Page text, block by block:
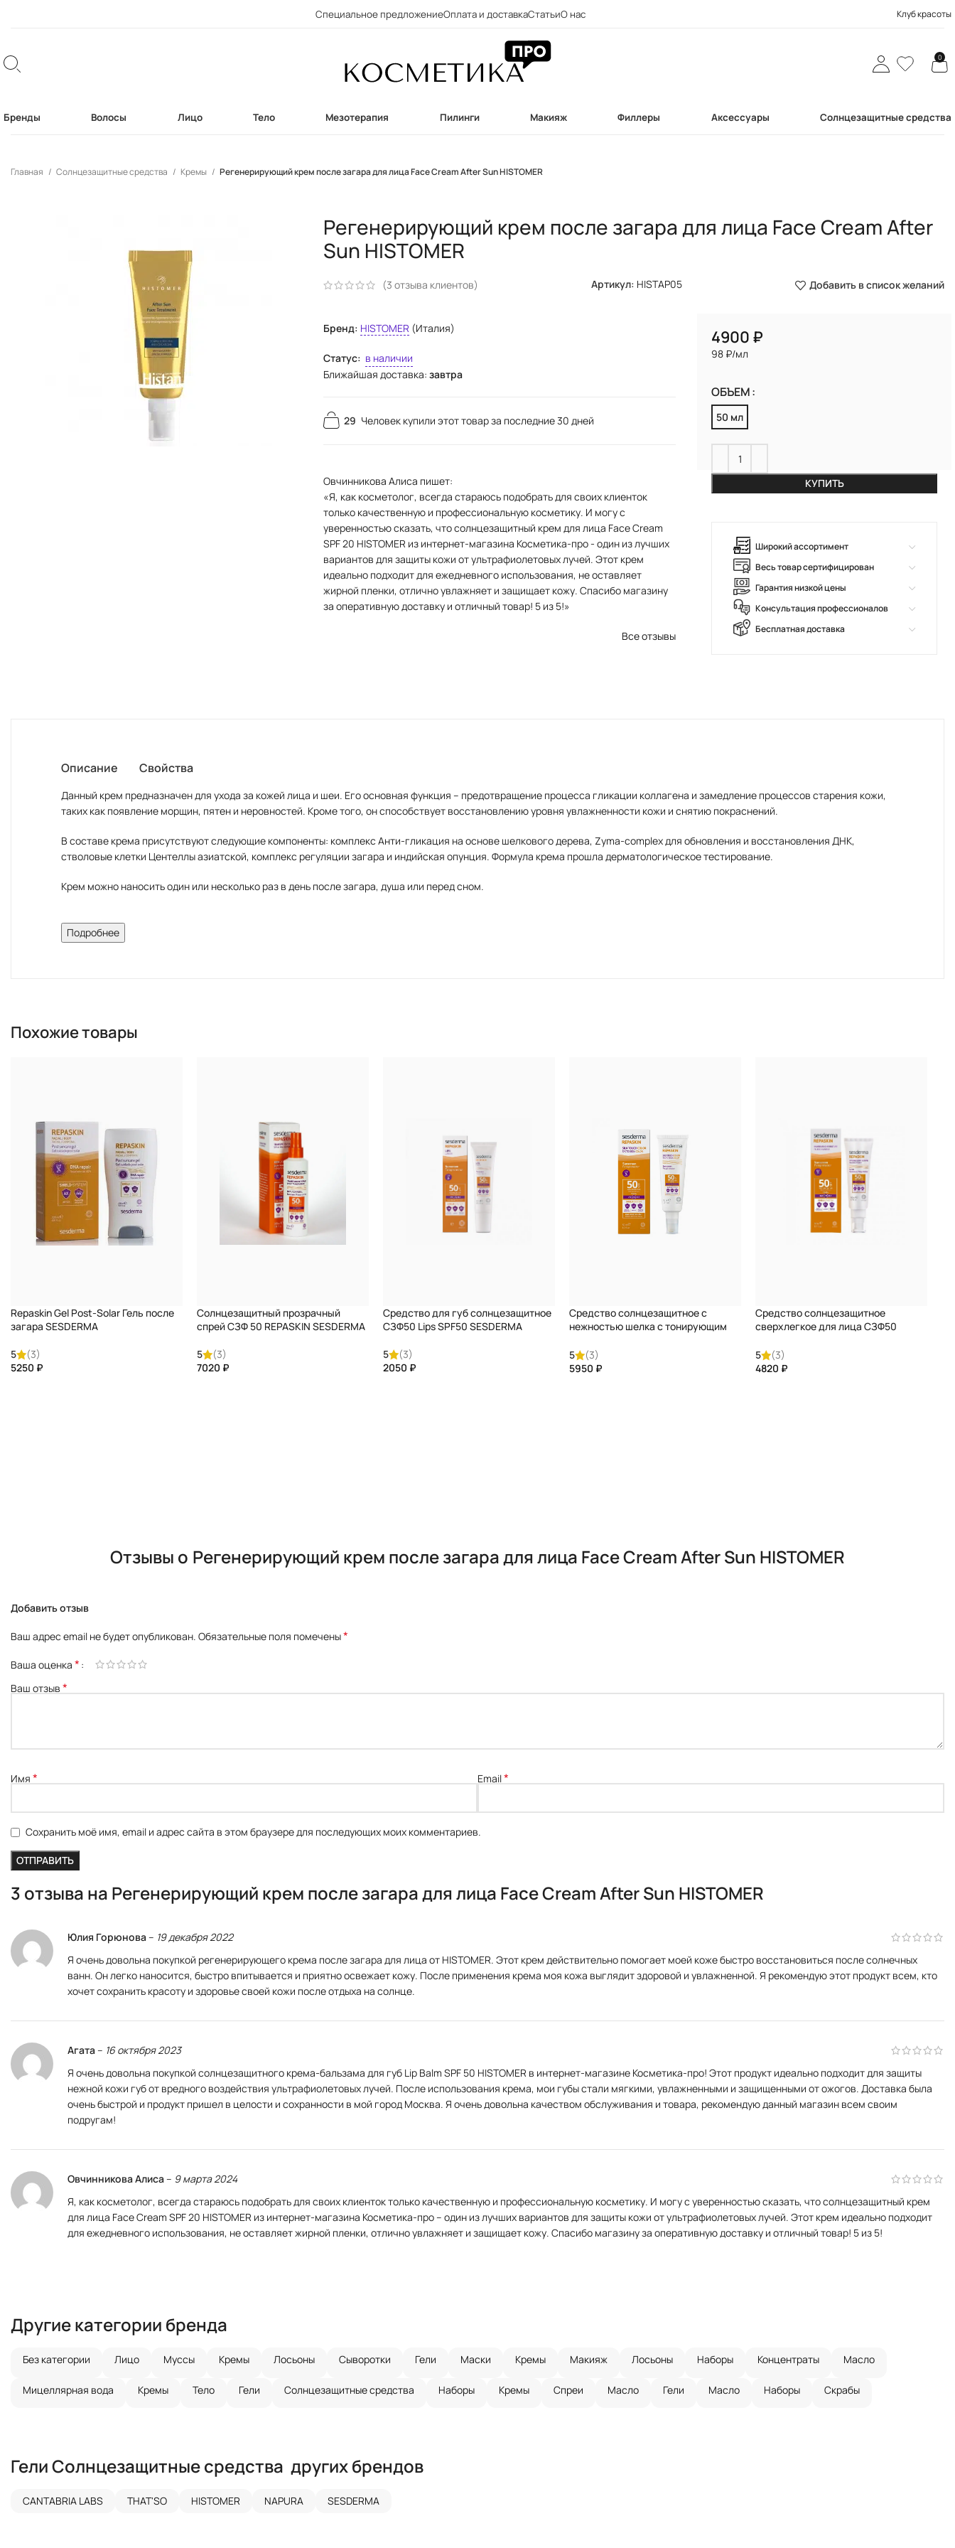
Специальное предложениеОплата и доставкаСтатьиО нас Клуб красоты
0
Бренды Волосы Лицо Тело Мезотерапия Пилинги Макияж Филлеры Аксессуары Солнцезащитные средства
Главная Солнцезащитные средства Кремы Регенерирующий крем после загара для лица Face Cream After Sun HISTOMER
Регенерирующий крем после загара для лица Face Cream After
Sun HISTOMER
(3 отзыва клиентов) Артикул: HISTAP05 Добавить в список желаний
Бренд: HISTOMER (Италия)
Статус: в наличии
Ближайшая доставка:завтра
29 Человек купили этот товар за последние 30 дней
Овчинникова Алиса пишет:
«Я, как косметолог, всегда стараюсь подобрать для своих клиенток
только качественную и профессиональную косметику. И могу с
уверенностью сказать, что солнцезащитный крем для лица Face Cream
SPF 20 HISTOMER из интернет-магазина Косметика-про - один из лучших
вариантов для защиты кожи от ультрафиолетовых лучей. Этот крем
идеально подходит для ежедневного использования, не оставляет
жирной пленки, отлично увлажняет и защищает кожу. Спасибо магазину
за оперативную доставку и отличный товар! 5 из 5!»
Все отзывы
₽
98 ₽/мл
ОБЪЕМ
50 мл
КУПИТЬ
Широкий ассортимент
Весь товар сертифицирован
Гарантия низкой цены
Консультация профессионалов
Бесплатная доставка
Описание Свойства
Данный крем предназначен для ухода за кожей лица и шеи. Его основная функция – предотвращение процесса гликации коллагена и замедление процессов старения кожи,
таких как появление морщин, пятен и неровностей. Кроме того, он способствует восстановлению уровня увлажненности кожи и снятию покраснений.
В составе крема присутствуют следующие компоненты: комплекс Анти-гликация на основе шелкового дерева, Zyma-complex для обновления и восстановления ДНК,
стволовые клетки Центеллы азиатской, комплекс регуляции загара и индийская опунция. Формула крема прошла дерматологическое тестирование.
Крем можно наносить один или несколько раз в день после загара, душа или перед сном.
Описание:
Комплекс «Анти-гликация» на основе шелкового дерева, Zyma- complex обновления и восстановления ДНК, стволовые клетки Центеллы азиатской, Комплекс регуляции
Можно наносить один или несколько раз в день после загара, душа и (или) вечером перед сном.
Подробнее
Похожие товары
Repaskin Gel Post-Solar Гель после
загара SESDERMA
5
(3)
₽
Солнцезащитный прозрачный
спрей СЗФ 50 REPASKIN SESDERMA
5
(3)
₽
Средство для губ солнцезащитное
СЗФ50 Lips SPF50 SESDERMA
5
(3)
₽
Средство солнцезащитное с
нежностью шелка с тонирующим
TOUCH COLOUR Facial sunscreen
SPF 50 SESDERMA
5
(3)
₽
Средство солнцезащитное
сверхлегкое для лица СЗФ50
sunscreen SPF50 SESDERMA
5
(3)
₽
Отзывы о Регенерирующий крем после загара для лица Face Cream After Sun HISTOMER
3 отзыва на Регенерирующий крем после загара для лица Face Cream After Sun HISTOMER
Юлия Горюнова– 19 декабря 2022
Я очень довольна покупкой регенерирующего крема после загара для лица от HISTOMER. Этот крем действительно помогает моей коже быстро восстановиться после солнечных
ванн. Он легко наносится, быстро впитывается и приятно освежает кожу. После применения крема моя кожа выглядит здоровой и увлажненной. Я рекомендую этот продукт всем, кто
хочет сохранить красоту и здоровье своей кожи после отдыха на солнце.
Агата– 16 октября 2023
Я очень довольна покупкой солнцезащитного крема-бальзама для губ Lip Balm SPF 50 HISTOMER в интернет-магазине Косметика-про! Этот продукт идеально подходит для защиты
нежной кожи губ от вредного воздействия ультрафиолетовых лучей. После использования крема, мои губы стали мягкими, увлажненными и защищенными от ожогов. Доставка была
очень быстрой и продукт пришел в целости и сохранности в мой город Москва. Я очень довольна качеством обслуживания и товара, рекомендую данный магазин всем своим
подругам!
Овчинникова Алиса– 9 марта 2024
Я, как косметолог, всегда стараюсь подобрать для своих клиенток только качественную и профессиональную косметику. И могу с уверенностью сказать, что солнцезащитный крем
для лица Face Cream SPF 20 HISTOMER из интернет-магазина Косметика-про – один из лучших вариантов для защиты кожи от ультрафиолетовых лучей. Этот крем идеально подходит
для ежедневного использования, не оставляет жирной пленки, отлично увлажняет и защищает кожу. Спасибо магазину за оперативную доставку и отличный товар! 5 из 5!
Добавить отзыв
Ваш адрес email не будет опубликован. Обязательные поля помечены*
Ваша оценка *
Ваш отзыв *
Имя * Email*
Сохранить моё имя, email и адрес сайта в этом браузере для последующих моих комментариев.
Другие категории бренда
Без категории Лицо Муссы Кремы Лосьоны Сыворотки Гели Маски Кремы Макияж Лосьоны Наборы Концентраты Масло
Мицеллярная вода Кремы Тело Гели Солнцезащитные средства Наборы Кремы Спреи Масло Гели Масло Наборы Скрабы
ГелиСолнцезащитные средства других брендов
CANTABRIA LABS THAT'SO HISTOMER NAPURA SESDERMA